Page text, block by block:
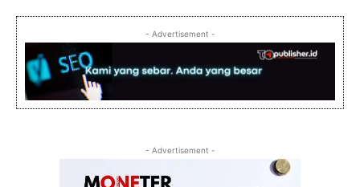
- Advertisement -
- Advertisement -